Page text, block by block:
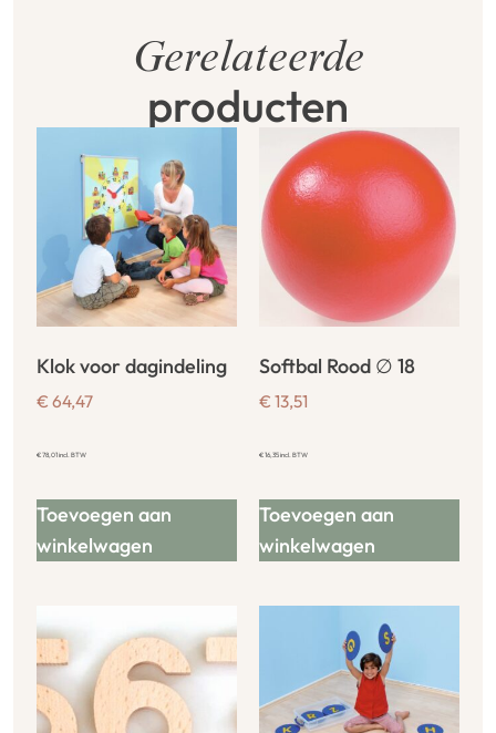
Gerelateerde
producten
Klok voor dagindeling
€ 64,47
€78,01incl. BTW
Toevoegen aan
winkelwagen
Softbal Rood ∅ 18
€ 13,51
€16,35incl. BTW
Toevoegen aan
winkelwagen